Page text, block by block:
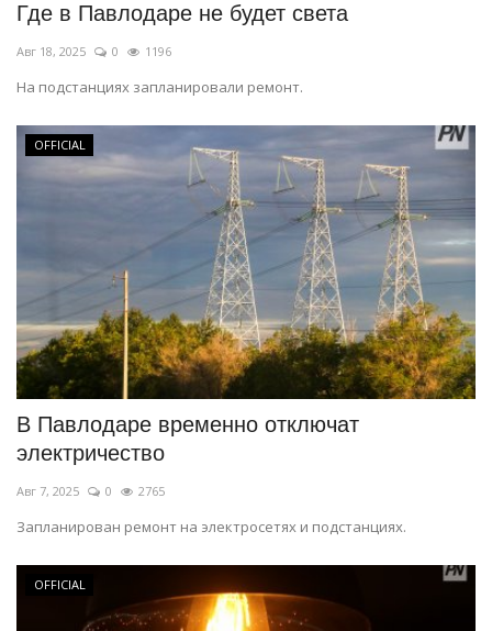
Где в Павлодаре не будет света
Авг 18, 2025 0 1196
На подстанциях запланировали ремонт.
OFFICIAL
В Павлодаре временно отключат
электричество
Авг 7, 2025 0 2765
Запланирован ремонт на электросетях и подстанциях.
OFFICIAL